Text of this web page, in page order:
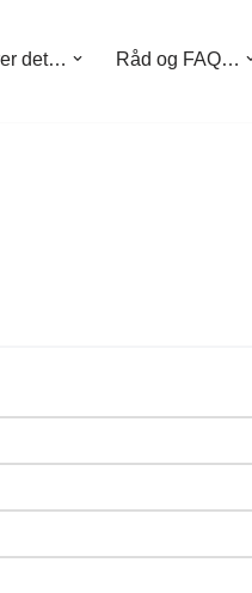
det… Råd og FAQ…